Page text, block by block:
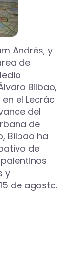
Andrés, y
de
Bilbao,
el Lecrác
del
de
Bilbao ha
de
y
de agosto.